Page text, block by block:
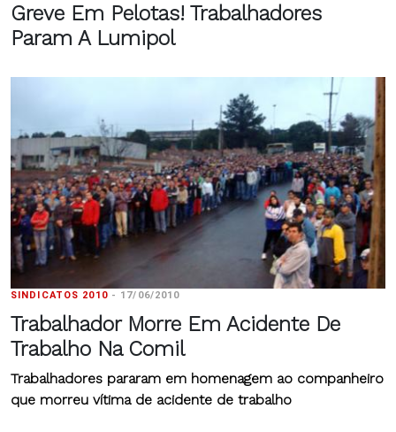
Greve Em Pelotas! Trabalhadores
Param A Lumipol
SINDICATOS 2010- 17/06/2010
Trabalhador Morre Em Acidente De
Trabalho Na Comil
Trabalhadores pararam em homenagem ao companheiro
que morreu vítima de acidente de trabalho